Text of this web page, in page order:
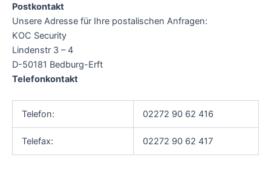
Postkontakt
Unsere Adresse für Ihre postalischen Anfragen:
KOC Security
Lindenstr 3 – 4
D-50181 Bedburg-Erft
Telefonkontakt
Telefon: 02272 90 62 416
Telefax: 02272 90 62 417